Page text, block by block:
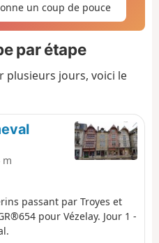
un coup de pouce
par étape
plusieurs jours, voici le
m
passant par Troyes et
pour Vézelay. Jour 1 -